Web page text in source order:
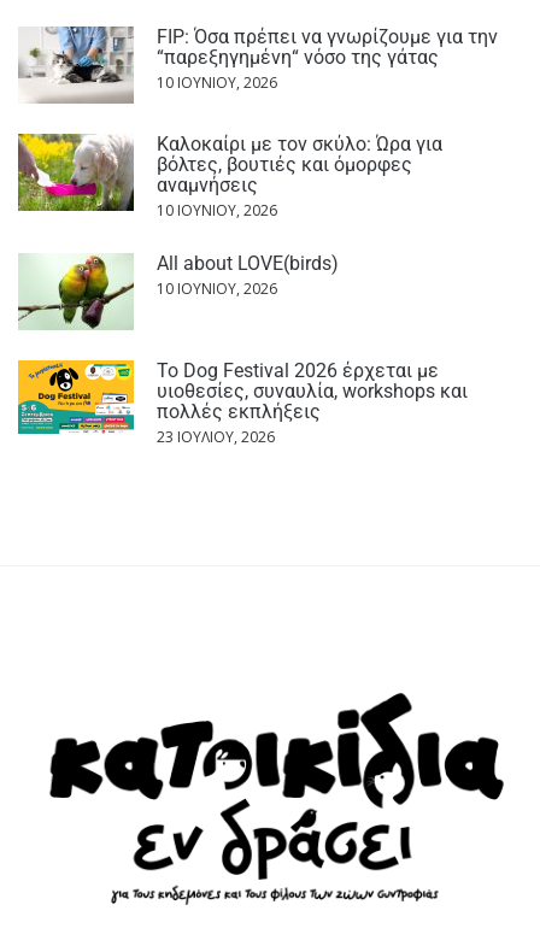
FIP: Όσα πρέπει να γνωρίζουμε για την
“παρεξηγημένη“ νόσο της γάτας
10 ΙΟΥΝΊΟΥ, 2026
Καλοκαίρι με τον σκύλο: Ώρα για
βόλτες, βουτιές και όμορφες
αναμνήσεις
10 ΙΟΥΝΊΟΥ, 2026
All about LOVE(birds)
10 ΙΟΥΝΊΟΥ, 2026
Το Dog Festival 2026 έρχεται με
υιοθεσίες, συναυλία, workshops και
πολλές εκπλήξεις
23 ΙΟΥΛΊΟΥ, 2026